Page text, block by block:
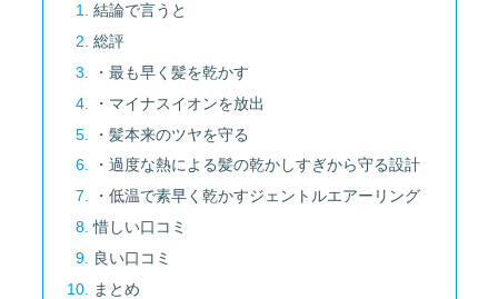
結論で言うと
総評
・最も早く髪を乾かす
・マイナスイオンを放出
・髪本来のツヤを守る
・過度な熱による髪の乾かしすぎから守る設計
・低温で素早く乾かすジェントルエアーリング
惜しい口コミ
良い口コミ
まとめ